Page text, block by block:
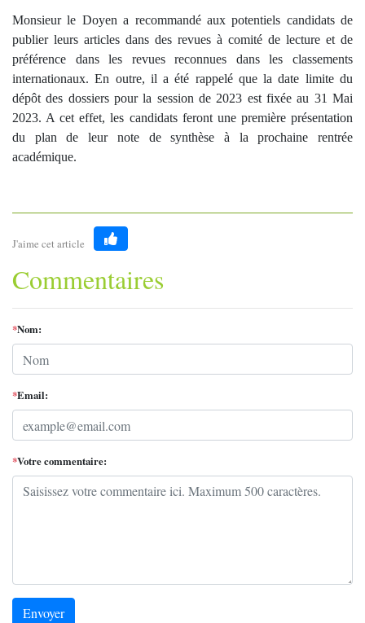
Monsieur le Doyen a recommandé aux potentiels candidats de
publier leurs articles dans des revues à comité de lecture et de
préférence dans les revues reconnues dans les classements
internationaux. En outre, il a été rappelé que la date limite du
dépôt des dossiers pour la session de 2023 est fixée au 31 Mai
2023. A cet effet, les candidats feront une première présentation
du plan de leur note de synthèse à la prochaine rentrée
académique.
J'aime cet article
Like
Commentaires
*Nom:
*Email:
*Votre commentaire:
Envoyer